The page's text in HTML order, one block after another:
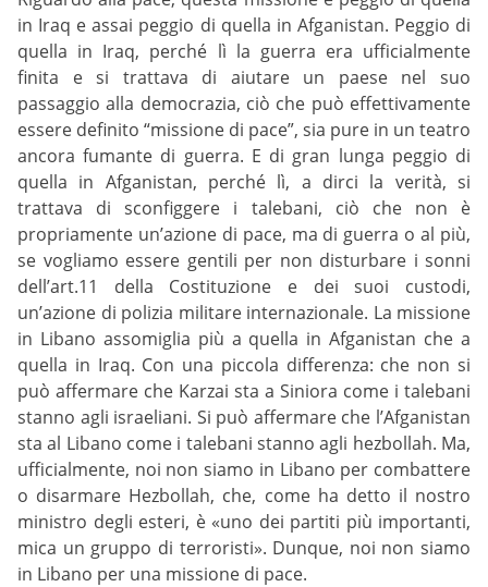
in Iraq e assai peggio di quella in Afganistan. Peggio di
quella in Iraq, perché lì la guerra era ufficialmente
finita e si trattava di aiutare un paese nel suo
passaggio alla democrazia, ciò che può effettivamente
essere definito “missione di pace”, sia pure in un teatro
ancora fumante di guerra. E di gran lunga peggio di
quella in Afganistan, perché lì, a dirci la verità, si
trattava di sconfiggere i talebani, ciò che non è
propriamente un’azione di pace, ma di guerra o al più,
se vogliamo essere gentili per non disturbare i sonni
dell’art.11 della Costituzione e dei suoi custodi,
un’azione di polizia militare internazionale. La missione
in Libano assomiglia più a quella in Afganistan che a
quella in Iraq. Con una piccola differenza: che non si
può affermare che Karzai sta a Siniora come i talebani
stanno agli israeliani. Si può affermare che l’Afganistan
sta al Libano come i talebani stanno agli hezbollah. Ma,
ufficialmente, noi non siamo in Libano per combattere
o disarmare Hezbollah, che, come ha detto il nostro
ministro degli esteri, è «uno dei partiti più importanti,
mica un gruppo di terroristi». Dunque, noi non siamo
in Libano per una missione di pace.